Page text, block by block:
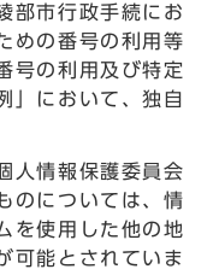
部市行政手続にお
めの番号の利用等
号の利用及び特定
」において、独自
人情報保護委員会
のについては、情
を使用した他の地
可能とされていま